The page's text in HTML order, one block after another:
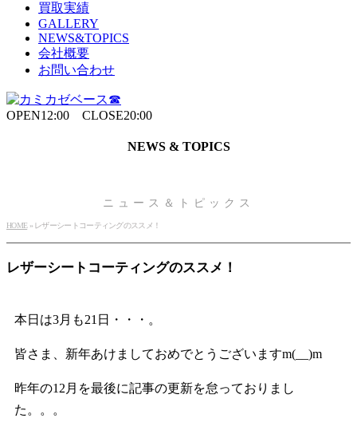
買取実績
GALLERY
NEWS&TOPICS
会社概要
お問い合わせ
OPEN12:00 CLOSE20:00
NEWS & TOPICS
ニュース＆トピックス
HOME» レザーシートコーティングのススメ！
レザーシートコーティングのススメ！
本日は3月も21日・・・。
皆さま、新年あけましておめでとうございますm(__)m
昨年の12月を最後に記事の更新を怠っておりまし
た。。。